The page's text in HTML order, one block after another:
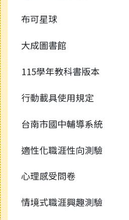
布可星球
大成圖書館
115學年教科書版本
行動載具使用規定
台南市國中輔導系統
適性化職涯性向測驗
心理感受問卷
情境式職涯興趣測驗